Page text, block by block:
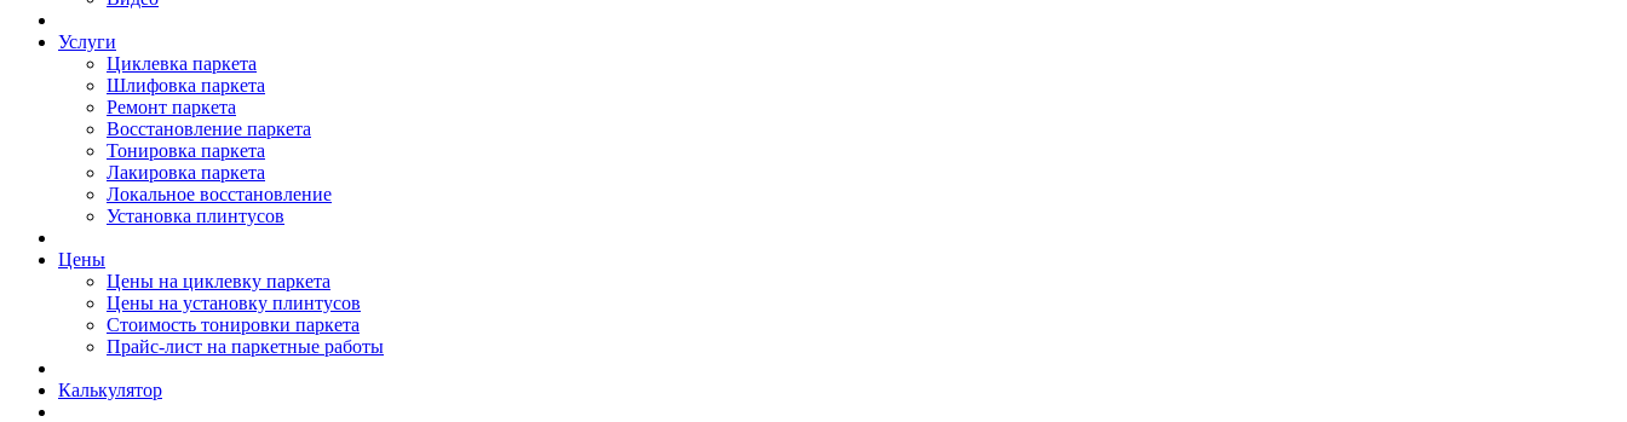
Услуги
Циклевка паркета
Шлифовка паркета
Ремонт паркета
Восстановление паркета
Тонировка паркета
Лакировка паркета
Локальное восстановление
Установка плинтусов
Цены
Цены на циклевку паркета
Цены на установку плинтусов
Стоимость тонировки паркета
Прайс-лист на паркетные работы
Калькулятор